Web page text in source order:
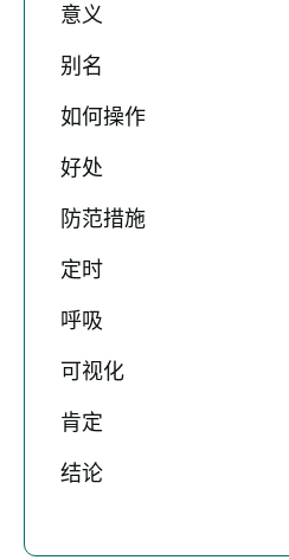
意义
别名
如何操作
好处
防范措施
定时
呼吸
可视化
肯定
结论